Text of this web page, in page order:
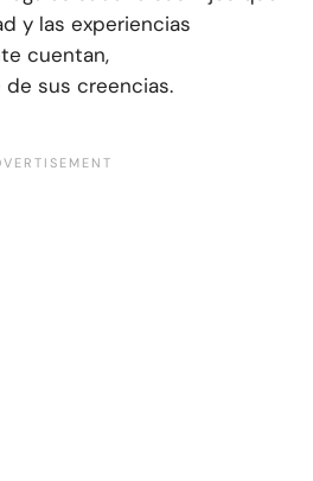
y las experiencias
cuentan,
sus creencias.